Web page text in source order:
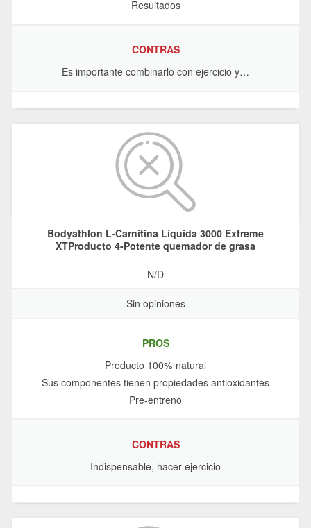
Resultados
CONTRAS
Es importante combinarlo con ejercicio y…
Bodyathlon L-Carnitina Líquida 3000 Extreme
XTProducto 4-Potente quemador de grasa
N/D
Sin opiniones
PROS
Producto 100% natural
Sus componentes tienen propiedades antioxidantes
Pre-entreno
CONTRAS
Indispensable, hacer ejercicio